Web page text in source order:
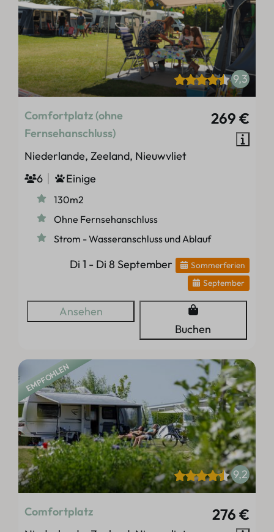
9,3
269 €
Comfortplatz (ohne
Fernsehanschluss)
Niederlande, Zeeland, Nieuwvliet
6
Einige
130m2
Ohne Fernsehanschluss
Strom - Wasseranschluss und Ablauf
Di 1 - Di 8 September
Sommerferien
September
Ansehen
Buchen
EMPFOHLEN
9,2
276 €
Comfortplatz